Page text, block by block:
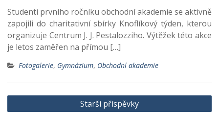
Studenti prvního ročníku obchodní akademie se aktivně
zapojili do charitativní sbírky Knoflíkový týden, kterou
organizuje Centrum J. J. Pestalozziho. Výtěžek této akce
je letos zaměřen na přímou […]
Fotogalerie, Gymnázium, Obchodní akademie
Navigace
pro
Starší příspěvky